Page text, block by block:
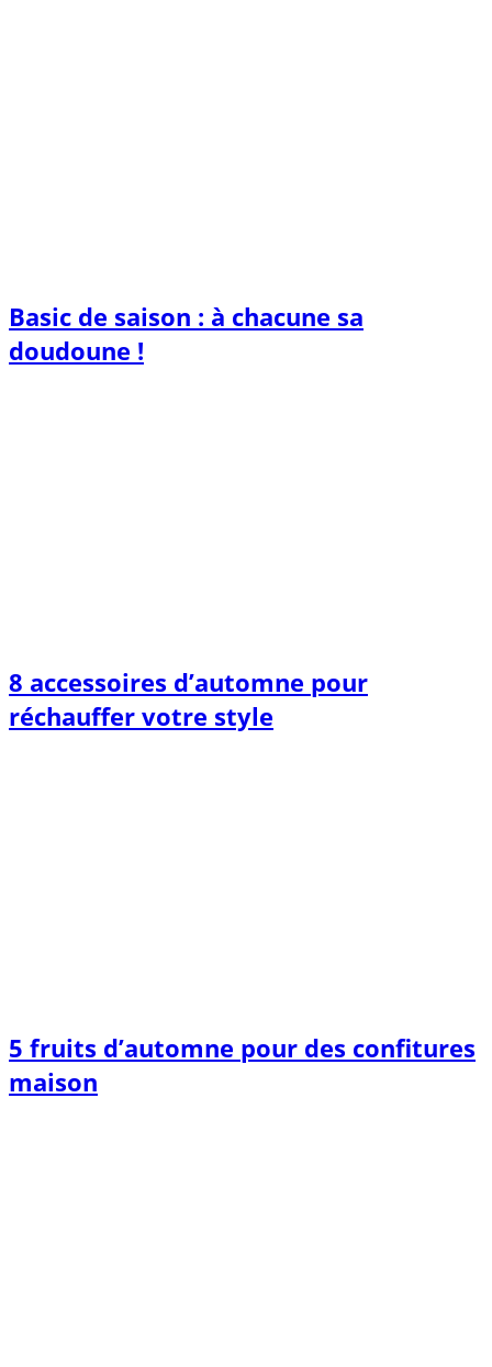
Basic de saison : à chacune sa
doudoune !
8 accessoires d’automne pour
réchauffer votre style
5 fruits d’automne pour des confitures
maison